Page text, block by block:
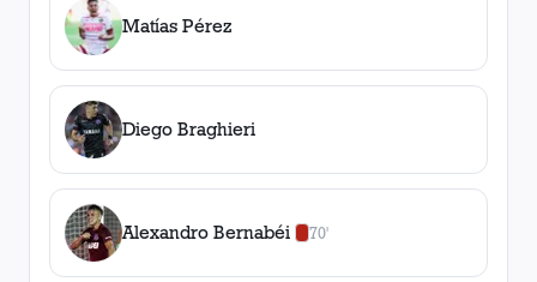
Matías Pérez
Diego Braghieri
Alexandro Bernabéi 70'
0amarilla